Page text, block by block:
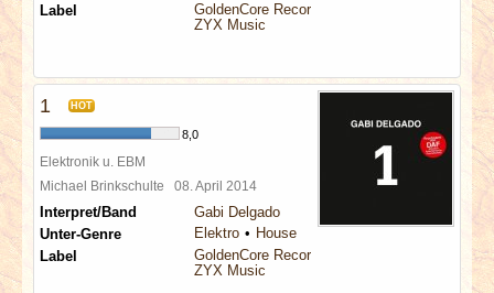
Label
GoldenCore Records
ZYX Music
1 HOT
8,0
Elektronik u. EBM
Michael Brinkschulte 08. April 2014
Interpret/Band
Gabi Delgado
Unter-Genre
Elektro
House
Label
GoldenCore Records
ZYX Music